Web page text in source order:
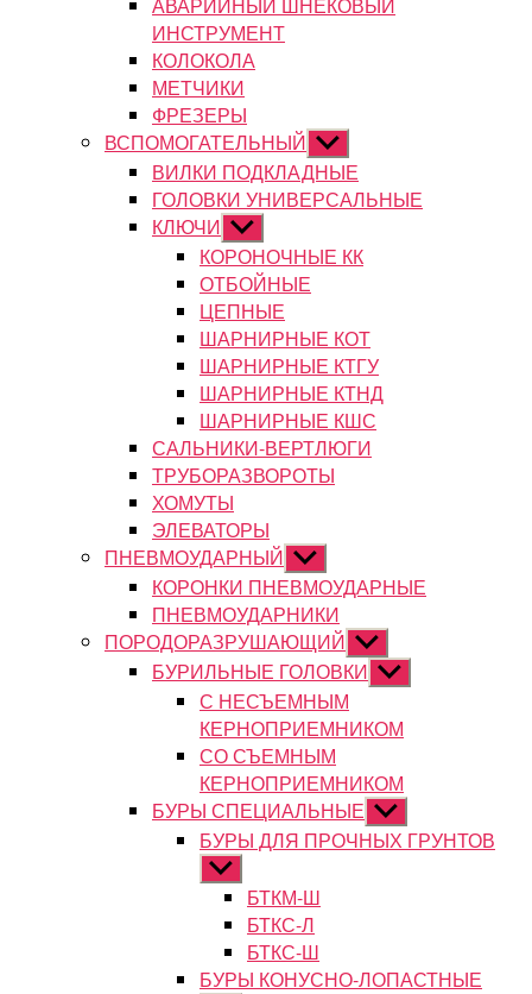
ИНСТРУМЕНТ
КОЛОКОЛА
МЕТЧИКИ
ФРЕЗЕРЫ
ВСПОМОГАТЕЛЬНЫЙ Показывать
подменю
ВИЛКИ ПОДКЛАДНЫЕ
ГОЛОВКИ УНИВЕРСАЛЬНЫЕ
КЛЮЧИ Показывать
подменю
КОРОНОЧНЫЕ КК
ОТБОЙНЫЕ
ЦЕПНЫЕ
ШАРНИРНЫЕ КОТ
ШАРНИРНЫЕ КТГУ
ШАРНИРНЫЕ КТНД
ШАРНИРНЫЕ КШС
САЛЬНИКИ-ВЕРТЛЮГИ
ТРУБОРАЗВОРОТЫ
ХОМУТЫ
ЭЛЕВАТОРЫ
ПНЕВМОУДАРНЫЙ Показывать
подменю
КОРОНКИ ПНЕВМОУДАРНЫЕ
ПНЕВМОУДАРНИКИ
ПОРОДОРАЗРУШАЮЩИЙ Показывать
подменю
БУРИЛЬНЫЕ ГОЛОВКИ Показывать
подменю
С НЕСЪЕМНЫМ
КЕРНОПРИЕМНИКОМ
СО СЪЕМНЫМ
КЕРНОПРИЕМНИКОМ
БУРЫ СПЕЦИАЛЬНЫЕ Показывать
подменю
БУРЫ ДЛЯ ПРОЧНЫХ ГРУНТОВ
Показывать
подменюБТКМ-Ш
БТКС-Л
БТКС-Ш
БУРЫ КОНУСНО-ЛОПАСТНЫЕ